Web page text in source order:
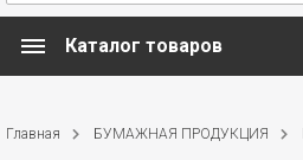
Каталог товаров
Главная БУМАЖНАЯ ПРОДУКЦИЯ